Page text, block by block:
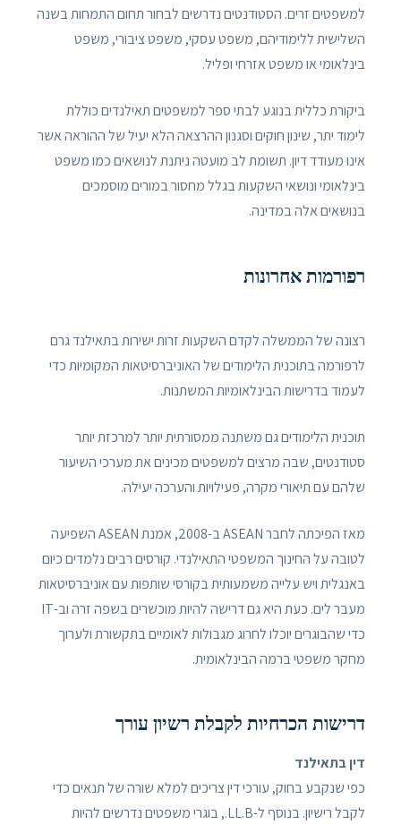
למשפטים זרים. הסטודנטים נדרשים לבחור תחום התמחות בשנה
השלישית ללימודיהם, משפט עסקי, משפט ציבורי, משפט
בינלאומי או משפט אזרחי ופליל.
ביקורת כללית בנוגע לבתי ספר למשפטים תאילנדים כוללת
לימוד יתר, שינון חוקים וסגנון ההרצאה הלא יעיל של ההוראה אשר
אינו מעודד דיון. תשומת לב מועטה ניתנת לנושאים כמו משפט
בינלאומי ונושאי השקעות בגלל מחסור במורים מוסמכים
בנושאים אלה במדינה.
רפורמות אחרונות
רצונה של הממשלה לקדם השקעות זרות ישירות בתאילנד גרם
לרפורמה בתוכנית הלימודים של האוניברסיטאות המקומיות כדי
לעמוד בדרישות הבינלאומיות המשתנות.
תוכנית הלימודים גם משתנה ממסורתית יותר למרכזת יותר
סטודנטים, שבה מרצים למשפטים מכינים את מערכי השיעור
שלהם עם תיאורי מקרה, פעילויות והערכה יעילה.
מאז הפיכתה לחבר ASEAN ב-2008, אמנת ASEAN השפיעה
לטובה על החינוך המשפטי התאילנדי. קורסים רבים נלמדים כיום
באנגלית ויש עלייה משמעותית בקורסי שותפות עם אוניברסיטאות
מעבר לים. כעת היא גם דרישה להיות מוכשרים בשפה זרה וב-IT
כדי שהבוגרים יוכלו לחרוג מגבולות לאומיים בתקשורת ולערוך
מחקר משפטי ברמה הבינלאומית.
דרישות הכרחיות לקבלת רשיון עורך
דין בתאילנד
כפי שנקבע בחוק, עורכי דין צריכים למלא שורה של תנאים כדי
לקבל רישיון. בנוסף ל-LL.B., בוגרי משפטים נדרשים להיות